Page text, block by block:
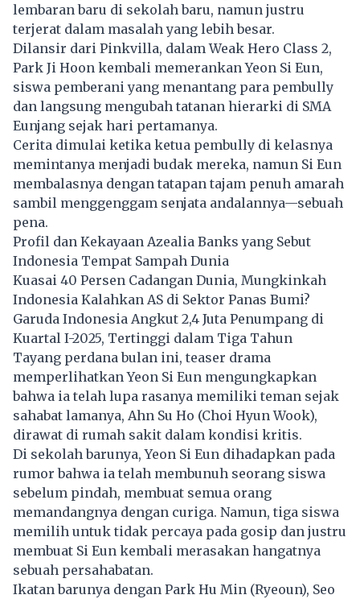
lembaran baru di sekolah baru, namun justru
terjerat dalam masalah yang lebih besar.
Dilansir dari Pinkvilla, dalam Weak Hero Class 2,
Park Ji Hoon kembali memerankan Yeon Si Eun,
siswa pemberani yang menantang para pembully
dan langsung mengubah tatanan hierarki di SMA
Eunjang sejak hari pertamanya.
Cerita dimulai ketika ketua pembully di kelasnya
memintanya menjadi budak mereka, namun Si Eun
membalasnya dengan tatapan tajam penuh amarah
sambil menggenggam senjata andalannya—sebuah
pena.
Profil dan Kekayaan Azealia Banks yang Sebut
Indonesia Tempat Sampah Dunia
Kuasai 40 Persen Cadangan Dunia, Mungkinkah
Indonesia Kalahkan AS di Sektor Panas Bumi?
Garuda Indonesia Angkut 2,4 Juta Penumpang di
Kuartal I-2025, Tertinggi dalam Tiga Tahun
Tayang perdana bulan ini, teaser drama
memperlihatkan Yeon Si Eun mengungkapkan
bahwa ia telah lupa rasanya memiliki teman sejak
sahabat lamanya, Ahn Su Ho (Choi Hyun Wook),
dirawat di rumah sakit dalam kondisi kritis.
Di sekolah barunya, Yeon Si Eun dihadapkan pada
rumor bahwa ia telah membunuh seorang siswa
sebelum pindah, membuat semua orang
memandangnya dengan curiga. Namun, tiga siswa
memilih untuk tidak percaya pada gosip dan justru
membuat Si Eun kembali merasakan hangatnya
sebuah persahabatan.
Ikatan barunya dengan Park Hu Min (Ryeoun), Seo